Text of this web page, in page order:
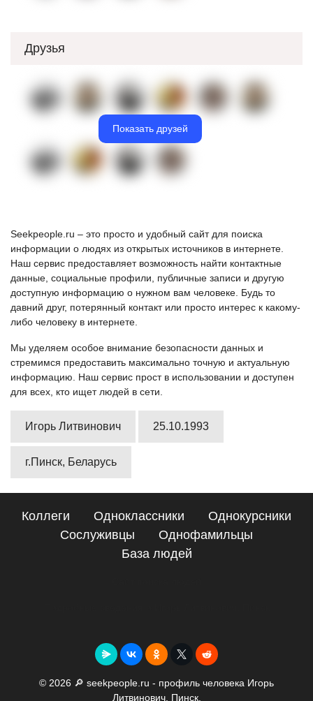
Друзья
Показать друзей
Seekpeople.ru – это просто и удобный сайт для поиска
информации о людях из открытых источников в интернете.
Наш сервис предоставляет возможность найти контактные
данные, социальные профили, публичные записи и другую
доступную информацию о нужном вам человеке. Будь то
давний друг, потерянный контакт или просто интерес к какому-
либо человеку в интернете.
Мы уделяем особое внимание безопасности данных и
стремимся предоставить максимально точную и актуальную
информацию. Наш сервис прост в использовании и доступен
для всех, кто ищет людей в сети.
Игорь Литвинович 25.10.1993
г.Пинск, Беларусь
Коллеги Одноклассники
Однокурсники
Сослуживцы
Однофамильцы
База людей
© 2026 🔎 seekpeople.ru - профиль человека Игорь
Литвинович, Пинск.